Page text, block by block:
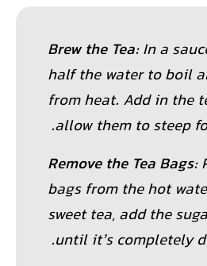
Brew the Tea: In a
half the water to boil
from heat. Add in the
allow them to steep
Remove the Tea Bags:
bags from the hot
sweet tea, add the
until it’s completely